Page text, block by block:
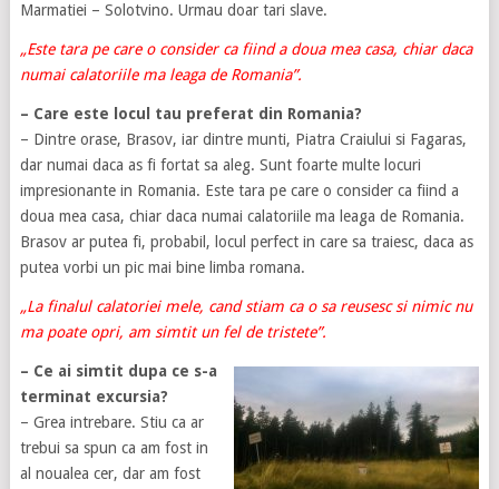
Marmatiei – Solotvino. Urmau doar tari slave.
„Este tara pe care o consider ca fiind a doua mea casa, chiar daca
numai calatoriile ma leaga de Romania”.
– Care este locul tau preferat din Romania?
– Dintre orase, Brasov, iar dintre munti, Piatra Craiului si Fagaras,
dar numai daca as fi fortat sa aleg. Sunt foarte multe locuri
impresionante in Romania. Este tara pe care o consider ca fiind a
doua mea casa, chiar daca numai calatoriile ma leaga de Romania.
Brasov ar putea fi, probabil, locul perfect in care sa traiesc, daca as
putea vorbi un pic mai bine limba romana.
„La finalul calatoriei mele, cand stiam ca o sa reusesc si nimic nu
ma poate opri, am simtit un fel de tristete”.
– Ce ai simtit dupa ce s-a
terminat excursia?
– Grea intrebare. Stiu ca ar
trebui sa spun ca am fost in
al noualea cer, dar am fost